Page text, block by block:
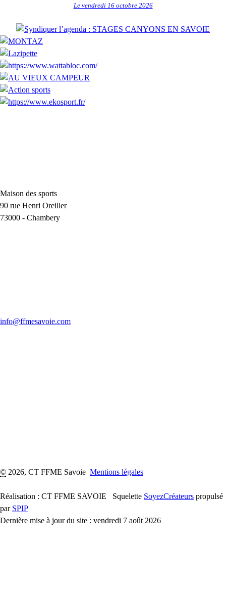
Le vendredi 16 octobre 2026
Maison des sports
90 rue Henri Oreiller
73000 - Chambery
info@ffmesavoie.com
© 2026, CT FFME Savoie Mentions légales
Réalisation : CT FFME SAVOIE Squelette SoyezCréateurs propulsé
par SPIP
Dernière mise à jour du site : vendredi 7 août 2026